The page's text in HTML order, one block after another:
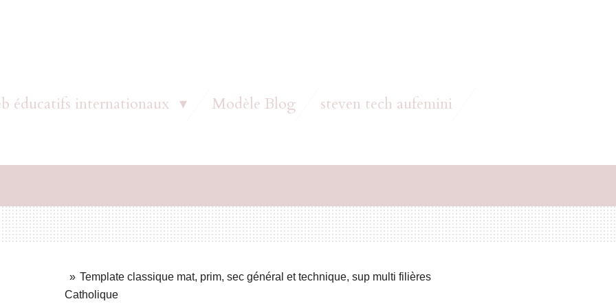
éducatifs internationaux Modèle Blog steven tech aufemini
» Template classique mat, prim, sec général et technique, sup multi filières
Catholique